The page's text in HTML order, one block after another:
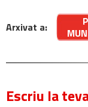
Arxivat a:
Escriu la